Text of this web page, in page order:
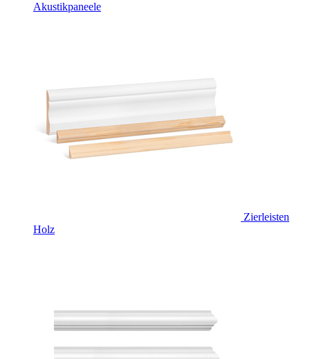
Akustikpaneele
Zierleisten
Holz